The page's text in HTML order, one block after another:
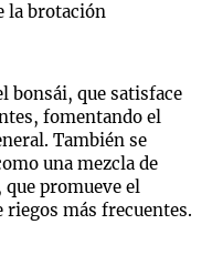
la brotación
bonsái, que satisface
fomentando el
También se
una mezcla de
promueve el
más frecuentes.